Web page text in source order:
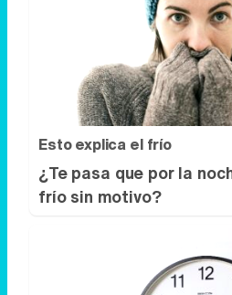
Esto explica el frío
¿Te pasa que por la
frío sin motivo?